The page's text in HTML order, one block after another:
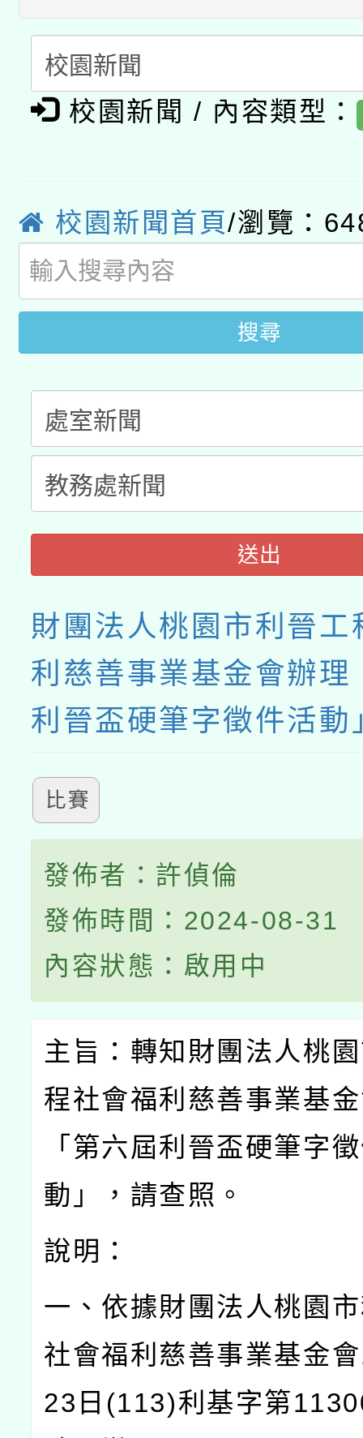
礎課程
A3數位素養講師名單
「數位內容與教學軟體
pilot」
有關大陸委員會函釋公
用水績優單位及節水達
動」
桃園市孔廟祈福系列
開 智慧啟航」
2026年桃園地景藝術
校園新聞 / 內容類型：
校園新聞首頁/瀏覽：
搜尋
送出
財團法人桃園市利晉工
利慈善事業基金會辦理
利晉盃硬筆字徵件活動
比賽
發佈者：許偵倫
發佈時間：2024-08-31
內容狀態：啟用中
主旨：轉知財團法人桃
程社會福利慈善事業基
「第六屆利晉盃硬筆字
動」，請查照。
說明：
一、依據財團法人桃園
社會福利慈善事業基金會
23 日 (113)利基字第